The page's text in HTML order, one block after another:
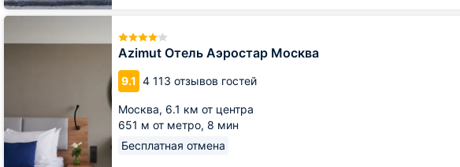
Azimut Отель Аэростар Москва
9.1 4 113 отзывов гостей
Москва, 6.1 км от центра
651 м от метро, 8 мин
Бесплатная отмена
Azimut